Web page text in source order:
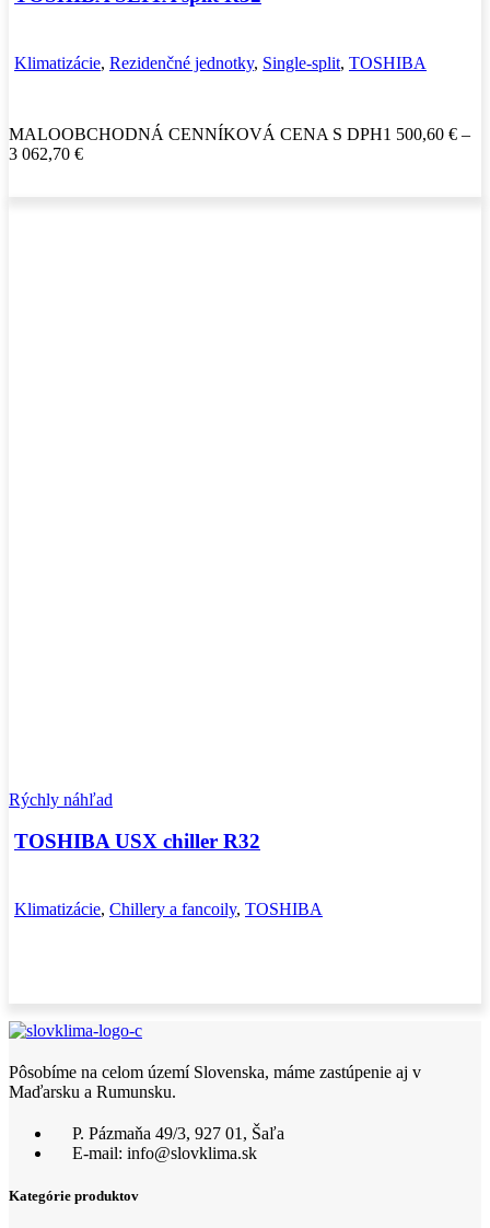
Klimatizácie, Rezidenčné jednotky, Single-split, TOSHIBA
MALOOBCHODNÁ CENNÍKOVÁ CENA S DPH1 500,60 € –
3 062,70 €Price
Rýchly náhľad
TOSHIBA USX chiller R32
Klimatizácie, Chillery a fancoily, TOSHIBA
Pôsobíme na celom území Slovenska, máme zastúpenie aj v
Maďarsku a Rumunsku.
P. Pázmaňa 49/3, 927 01, Šaľa
E-mail: info@slovklima.sk
Kategórie produktov